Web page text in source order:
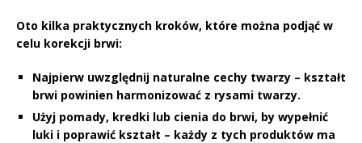
Oto kilka praktycznych kroków, które można podjąć w
celu korekcji brwi:
Najpierw uwzględnij naturalne cechy twarzy – kształt
brwi powinien harmonizować z rysami twarzy.
Użyj pomady, kredki lub cienia do brwi, by wypełnić
luki i poprawić kształt – każdy z tych produktów ma